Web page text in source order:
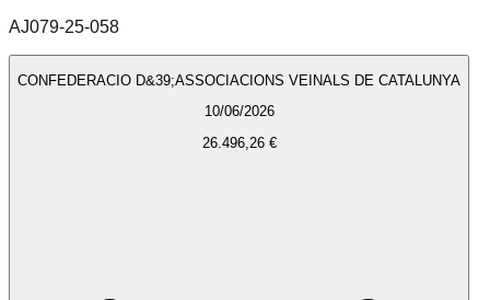
AJ079-25-058
CONFEDERACIO D&39;ASSOCIACIONS VEINALS DE CATALUNYA
10/06/2026
26.496,26 €